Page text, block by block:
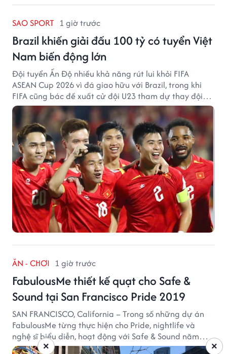
SAO SPORT 1 giờ trước
Brazil khiến giải đấu 100 tỷ có tuyển Việt
Nam biến động lớn
Đội tuyển Ấn Độ nhiều khả năng rút lui khỏi FIFA
ASEAN Cup 2026 vì đá giao hữu với Brazil, trong khi
FIFA cũng bác đề xuất cử đội U23 tham dự thay đội
tuyển quốc gia.
ĂN - CHƠI 1 giờ trước
FabulousMe thiết kế quạt cho Safe &
Sound tại San Francisco Pride 2019
SAN FRANCISCO, California – Trong số những dự án
FabulousMe từng thực hiện cho Pride, nightlife và
nghệ sĩ biểu diễn, hoạt động với Safe & Sound năm
2019 mang một bối cảnh khác biệt. Safe & Sound là tổ×
×